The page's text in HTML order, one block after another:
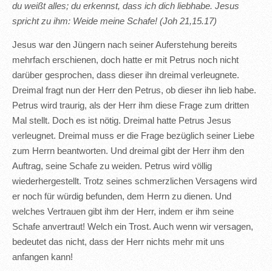
du weißt alles; du erkennst, dass ich dich liebhabe. Jesus
spricht zu ihm: Weide meine Schafe! (Joh 21,15.17)
Jesus war den Jüngern nach seiner Auferstehung bereits
mehrfach erschienen, doch hatte er mit Petrus noch nicht
darüber gesprochen, dass dieser ihn dreimal verleugnete.
Dreimal fragt nun der Herr den Petrus, ob dieser ihn lieb habe.
Petrus wird traurig, als der Herr ihm diese Frage zum dritten
Mal stellt. Doch es ist nötig. Dreimal hatte Petrus Jesus
verleugnet. Dreimal muss er die Frage bezüglich seiner Liebe
zum Herrn beantworten. Und dreimal gibt der Herr ihm den
Auftrag, seine Schafe zu weiden. Petrus wird völlig
wiederhergestellt. Trotz seines schmerzlichen Versagens wird
er noch für würdig befunden, dem Herrn zu dienen. Und
welches Vertrauen gibt ihm der Herr, indem er ihm seine
Schafe anvertraut! Welch ein Trost. Auch wenn wir versagen,
bedeutet das nicht, dass der Herr nichts mehr mit uns
anfangen kann!